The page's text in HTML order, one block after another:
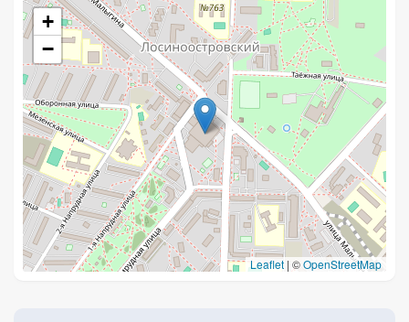
+
−
Leaflet | ©OpenStreetMap